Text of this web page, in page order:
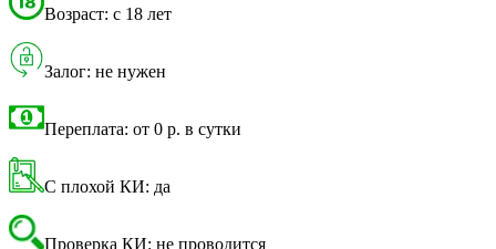
Возраст: с 18 лет
Залог: не нужен
Переплата: от 0 р. в сутки
С плохой КИ: да
Проверка КИ: не проводится